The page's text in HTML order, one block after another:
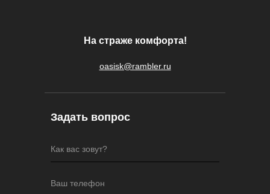
Как вас зовут?
Ваш телефон
oasisk@rambler.ru
На страже комфорта!
Задать вопрос